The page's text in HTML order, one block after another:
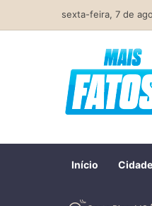
sexta-feira, 7 de
Início